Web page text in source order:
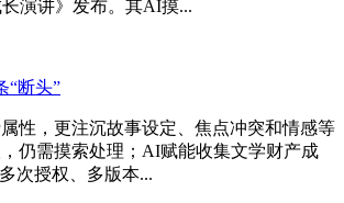
演讲》发布。其AI摸...
“断头”
性，更注沉故事设定、焦点冲突和情感等
仍需摸索处理；AI赋能收集文学财产成
次授权、多版本...